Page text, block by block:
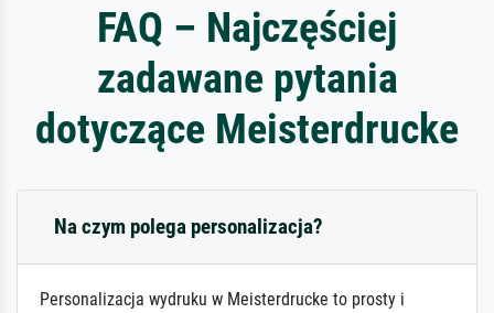
FAQ – Najczęściej
zadawane pytania
dotyczące Meisterdrucke
Na czym polega personalizacja?
Personalizacja wydruku w Meisterdrucke to prosty i